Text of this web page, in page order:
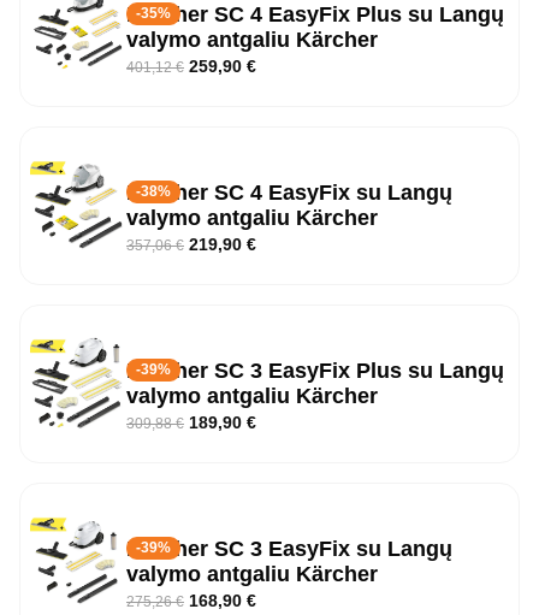
-35%
Kärcher SC 4 EasyFix Plus su Langų
valymo antgaliu Kärcher
401,12€ 259,90 €
-38%
Kärcher SC 4 EasyFix su Langų
valymo antgaliu Kärcher
357,06€ 219,90 €
-39%
Kärcher SC 3 EasyFix Plus su Langų
valymo antgaliu Kärcher
309,88€ 189,90 €
-39%
Kärcher SC 3 EasyFix su Langų
valymo antgaliu Kärcher
275,26€ 168,90 €